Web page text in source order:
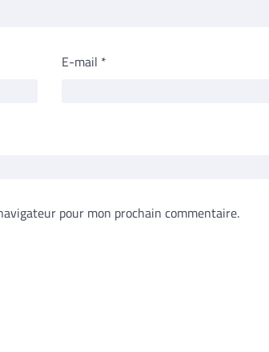
E-mail *
pour mon prochain commentaire.